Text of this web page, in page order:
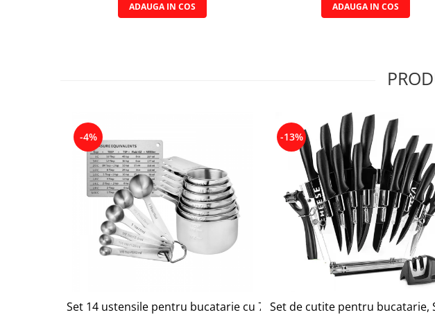
ADAUGA IN COS ADAUGA IN COS
-4%
Set 14 ustensile pentru bucatarie cu 7 linguri de masurat si 6 cupe
-13%
Set de cutite pentru bucatarie,